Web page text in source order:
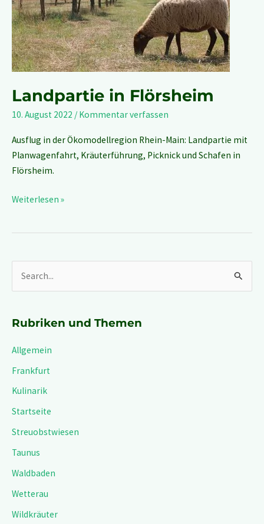
Landpartie in Flörsheim
10. August 2022 / Kommentar verfassen
Ausflug in der Ökomodellregion Rhein-Main: Landpartie mit
Planwagenfahrt, Kräuterführung, Picknick und Schafen in
Flörsheim.
Weiterlesen »
e
n
n
a
Rubriken und Themen
Allgemein
Frankfurt
Kulinarik
Startseite
Streuobstwiesen
Taunus
Waldbaden
Wetterau
Wildkräuter